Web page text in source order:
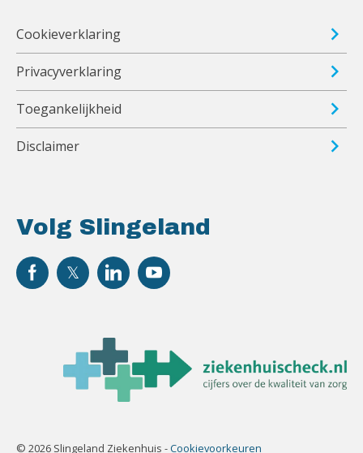
Volg Slingeland
Cookieverklaring
Privacyverklaring
Toegankelijkheid
Disclaimer
© 2026 Slingeland Ziekenhuis -Cookievoorkeuren